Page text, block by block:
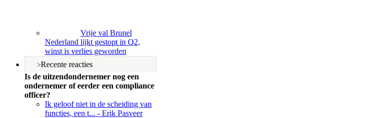
Vrije val Brunel
Nederland lijkt gestopt in Q2,
winst is verlies geworden
Recente reacties
Is de uitzendondernemer nog een
ondernemer of eerder een compliance
officer?
Ik geloof niet in de scheiding van
functies, een t... - Erik Pasveer